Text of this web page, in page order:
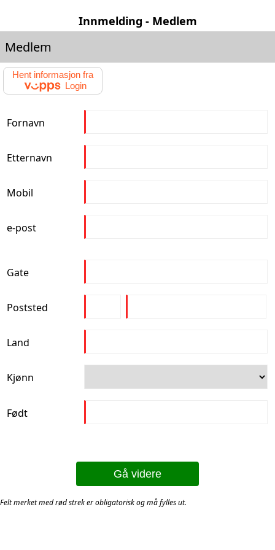
Innmelding - Medlem
Medlem
Hent informasjon fra
Login
Fornavn
Etternavn
Mobil
e-post
Gate
Poststed
Land
Kjønn
Født
Gå videre
Felt merket med rød strek er obligatorisk og må fylles ut.